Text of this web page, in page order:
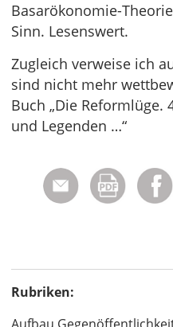
Basarökonomie-
Sinn. Lesenswert.
Zugleich verweise ich
sind nicht mehr
Buch „Die Reformlüge.
und Legenden …“
Rubriken: